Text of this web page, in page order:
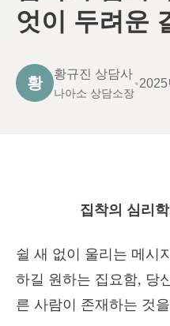
엇이 두려운
황
황규진 상담사
나아소 상담소장
•2025
집착의 심리
쉴 새 없이 울리는 메시
하길 원하는 집요함, 당
른 사람이 존재하는 것